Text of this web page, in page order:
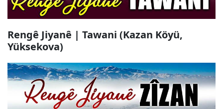
Rengê Jiyanê | Tawani (Kazan Köyü,
Yüksekova)